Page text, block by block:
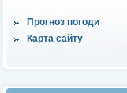
Прогноз погоди
Карта сайту